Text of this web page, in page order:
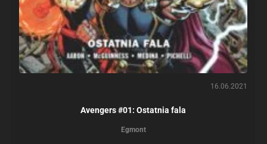
16.06.2021
Avengers #01: Ostatnia fala
Egmont